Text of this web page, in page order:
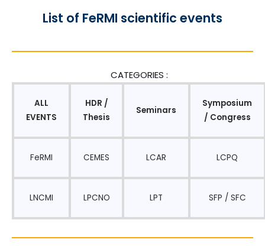
List of FeRMI scientific events
CATEGORIES :
ALL
EVENTS
HDR /
Thesis
Seminars
Symposium
/ Congress
FeRMI CEMES LCAR LCPQ
LNCMI LPCNO LPT SFP / SFC